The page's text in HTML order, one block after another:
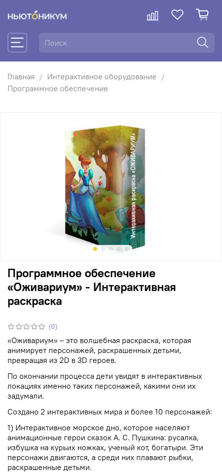
Главная
Интерактивное оборудование
Программное обеспечение
(0)
Программное обеспечение
«Оживариум» - Интерактивная
раскраска
«Оживариум» – это волшебная раскраска, которая
анимирует персонажей, раскрашенных детьми,
превращая из 2D в 3D героев.
По окончании процесса дети увидят в интерактивных
локациях именно таких персонажей, какими они их
задумали.
Создано 2 интерактивных мира и более 10 персонажей:
1) Интерактивное морское дно, которое населяют
анимационные герои сказок А. С. Пушкина: русалка,
избушка на курьих ножках, ученый кот, богатыри. Эти
персонажи двигаются, а среди них плавают рыбки,
раскрашенные детьми.